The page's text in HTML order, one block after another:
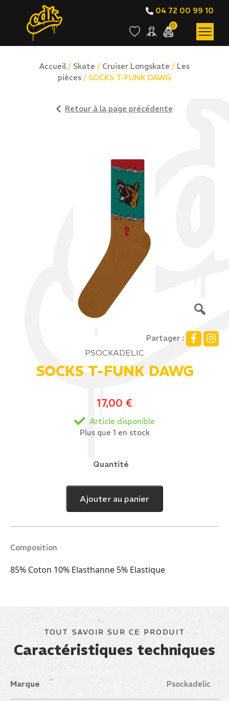
04 72 00 99 10
0
Accueil / Skate / Cruiser Longskate / Les
pièces / SOCKS T-FUNK DAWG
Retour à la page précédente
Partager :
PSOCKADELIC
SOCKS T-FUNK DAWG
17,00 €
Article disponible
Plus que 1 en stock
Quantitéquantité
SOCKS
Ajouter au panier
Composition
85% Coton 10% Elasthanne 5% Elastique
TOUT SAVOIR SUR CE PRODUIT
Caractéristiques techniques
Marque Psockadelic